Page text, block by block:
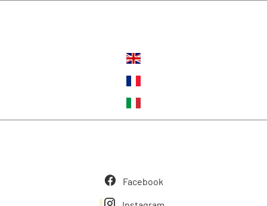
Facebook